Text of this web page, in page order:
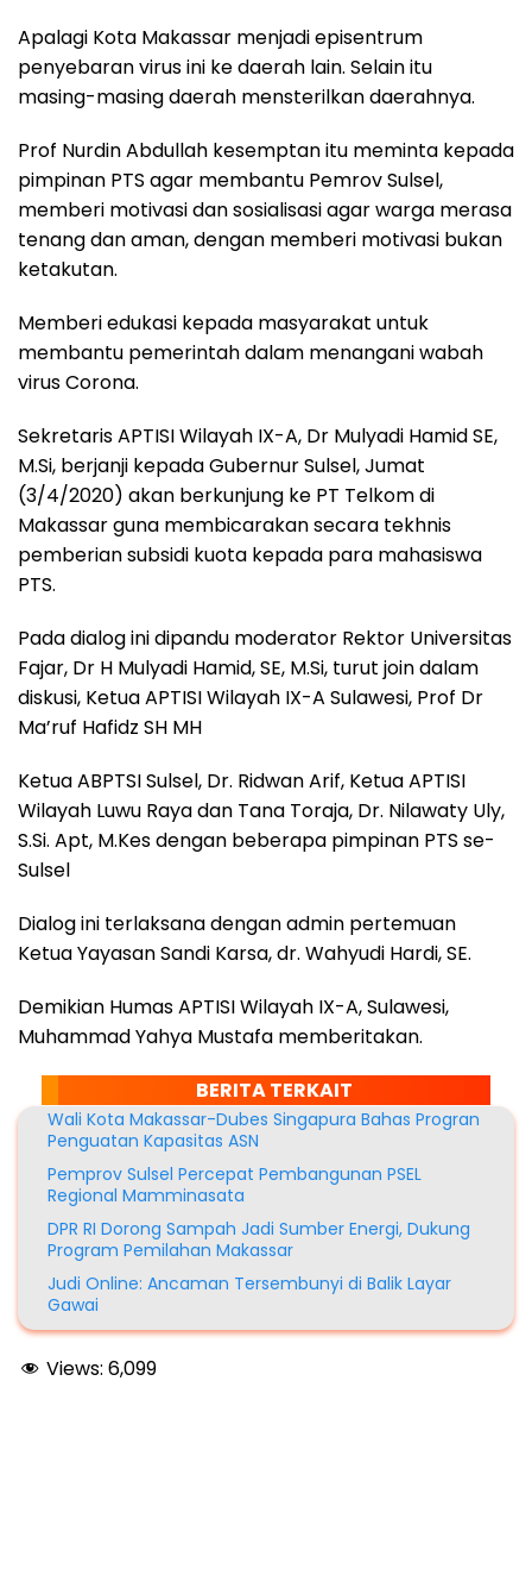
Apalagi Kota Makassar menjadi episentrum
penyebaran virus ini ke daerah lain. Selain itu
masing-masing daerah mensterilkan daerahnya.
Prof Nurdin Abdullah kesemptan itu meminta kepada
pimpinan PTS agar membantu Pemrov Sulsel,
memberi motivasi dan sosialisasi agar warga merasa
tenang dan aman, dengan memberi motivasi bukan
ketakutan.
Memberi edukasi kepada masyarakat untuk
membantu pemerintah dalam menangani wabah
virus Corona.
Sekretaris APTISI Wilayah IX-A, Dr Mulyadi Hamid SE,
M.Si, berjanji kepada Gubernur Sulsel, Jumat
(3/4/2020) akan berkunjung ke PT Telkom di
Makassar guna membicarakan secara tekhnis
pemberian subsidi kuota kepada para mahasiswa
PTS.
Pada dialog ini dipandu moderator Rektor Universitas
Fajar, Dr H Mulyadi Hamid, SE, M.Si, turut join dalam
diskusi, Ketua APTISI Wilayah IX-A Sulawesi, Prof Dr
Ma’ruf Hafidz SH MH
Ketua ABPTSI Sulsel, Dr. Ridwan Arif, Ketua APTISI
Wilayah Luwu Raya dan Tana Toraja, Dr. Nilawaty Uly,
S.Si. Apt, M.Kes dengan beberapa pimpinan PTS se-
Sulsel
Dialog ini terlaksana dengan admin pertemuan
Ketua Yayasan Sandi Karsa, dr. Wahyudi Hardi, SE.
Demikian Humas APTISI Wilayah IX-A, Sulawesi,
Muhammad Yahya Mustafa memberitakan.
BERITA TERKAIT
Wali Kota Makassar-Dubes Singapura Bahas Progran
Penguatan Kapasitas ASN
Pemprov Sulsel Percepat Pembangunan PSEL
Regional Mamminasata
DPR RI Dorong Sampah Jadi Sumber Energi, Dukung
Program Pemilahan Makassar
Judi Online: Ancaman Tersembunyi di Balik Layar
Gawai
Views: 6,099